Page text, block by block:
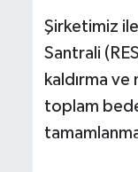
Şirketimiz
Santrali
kaldırma ve
toplam